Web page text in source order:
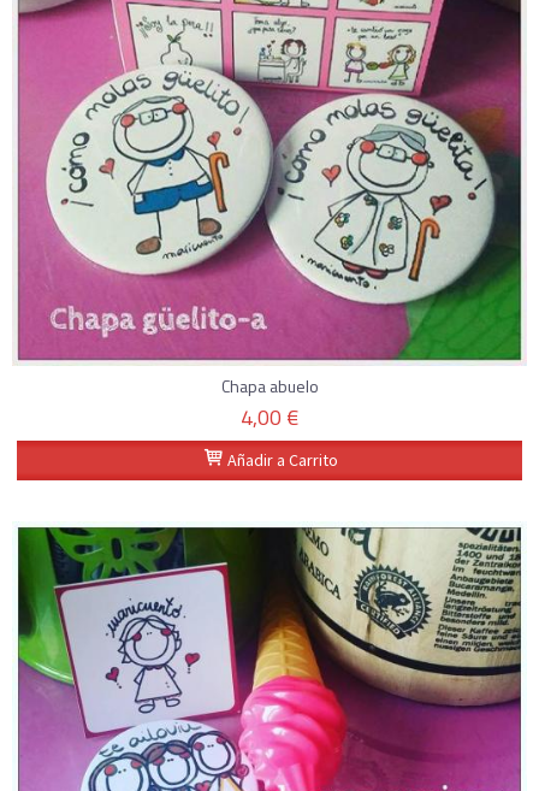
Chapa abuelo
4,00 €
Añadir a Carrito